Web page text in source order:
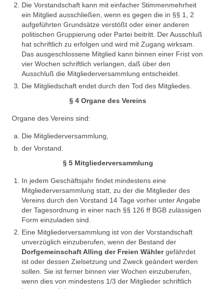
Die Vorstandschaft kann mit einfacher Stimmenmehrheit
ein Mitglied ausschließen, wenn es gegen die in §§ 1, 2
aufgeführten Grundsätze verstößt oder einer anderen
politischen Gruppierung oder Partei beitritt. Der Ausschluß
hat schriftlich zu erfolgen und wird mit Zugang wirksam.
Das ausgeschlossene Mitglied kann binnen einer Frist von
vier Wochen schriftlich verlangen, daß über den
Ausschluß die Mitgliederversammlung entscheidet.
Die Mitgliedschaft endet durch den Tod des Mitgliedes.
§ 4 Organe des Vereins
Organe des Vereins sind:
Die Mitgliederversammlung,
der Vorstand.
§ 5 Mitgliederversammlung
In jedem Geschäftsjahr findet mindestens eine
Mitgliederversammlung statt, zu der die Mitglieder des
Vereins durch den Vorstand 14 Tage vorher unter Angabe
der Tagesordnung in einer nach §§ 126 ff BGB zulässigen
Form einzuladen sind.
Eine Mitgliederversammlung ist von der Vorstandschaft
unverzüglich einzuberufen, wenn der Bestand der
Dorfgemeinschaft Alling der Freien Wählergefährdet
ist oder dessen Zielsetzung und Zweck geändert werden
sollen. Sie ist ferner binnen vier Wochen einzuberufen,
wenn dies von mindestens 1/3 der Mitglieder schriftlich